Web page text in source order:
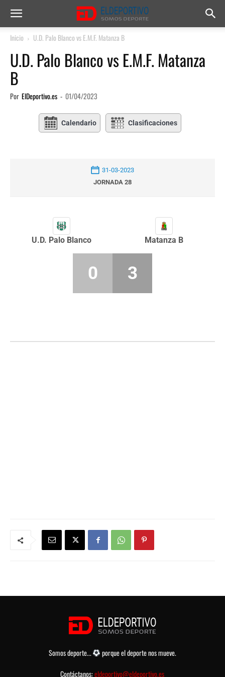
Inicio U.D. Palo Blanco vs E.M.F. Matanza B
U.D. Palo Blanco vs E.M.F. Matanza
B
Por ElDeportivo.es - 01/04/2023
Calendario Clasificaciones
31-03-2023
JORNADA 28
U.D. Palo Blanco Matanza B
0 3
Somos deporte...
porque el deporte nos mueve.
Contáctanos:eldeportivo@eldeportivo.es